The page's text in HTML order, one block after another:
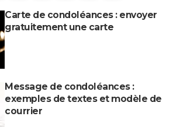
Carte de condoléances : envoyer
gratuitement une carte
Message de condoléances :
exemples de textes et modèle de
courrier